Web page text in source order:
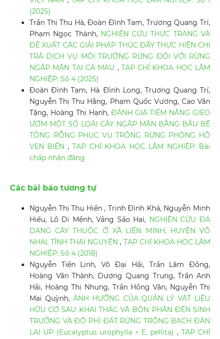
(2025)
Trần Thị Thu Hà, Đoàn Đình Tam, Trương Quang Trí,
Phạm Ngọc Thành, NGHIÊN CỨU THỰC TRẠNG VÀ
ĐỀ XUẤT CÁC GIẢI PHÁP THÚC ĐẨY THỰC HIỆN CHI
TRẢ DỊCH VỤ MÔI TRƯỜNG RỪNG ĐỐI VỚI RỪNG
NGẬP MẶN TẠI CÀ MAU , TẠP CHÍ KHOA HỌC LÂM
NGHIỆP: Số 4 (2025)
Đoàn Đình Tam, Hà Đình Long, Trương Quang Trí,
Nguyễn Thị Thu Hằng, Phạm Quốc Vương, Cao Văn
Tặng, Hoàng Thị Hạnh, ĐÁNH GIÁ TIỀM NĂNG GIEO
ƯƠM MỘT SỐ LOÀI CÂY NGẬP MẶN BẰNG BẦU BÊ
TÔNG RỖNG PHỤC VỤ TRỒNG RỪNG PHÒNG HỘ
VEN BIỂN ,TẠP CHÍ KHOA HỌC LÂM NGHIỆP: Bài
chấp nhận đăng
Các bài báo tương tự
Nguyễn Thị Thu Hiền , Trịnh Đình Khá, Nguyễn Minh
Hiếu, Lồ Di Mềnh, Vảng Sảo Hai, NGHIÊN CỨU ĐA
DẠNG CÂY THUỐC Ở XÃ LIÊN MINH, HUYỆN VÕ
NHAI, TỈNH THÁI NGUYÊN, TẠP CHÍ KHOA HỌC LÂM
NGHIỆP: Số 4 (2018)
Nguyễn Tiến Linh, Võ Đại Hải, Trần Lâm Đồng,
Hoàng Văn Thành, Dương Quang Trung, Trần Anh
Hải, Hoàng Thị Nhung, Trần Hồng Vân, Nguyễn Thị
Mai Quỳnh, ẢNH HƯỞNG CỦA QUẢN LÝ VẬT LIỆU
HỮU CƠ SAU KHAI THÁC VÀ BÓN PHÂN ĐẾN SINH
TRƯỞNG VÀ ĐỘ PHÌ ĐẤT RỪNG TRỒNG BẠCH ĐÀN
LAI UP (Eucalyptus urophylla × E. pellita),TẠP CHÍ